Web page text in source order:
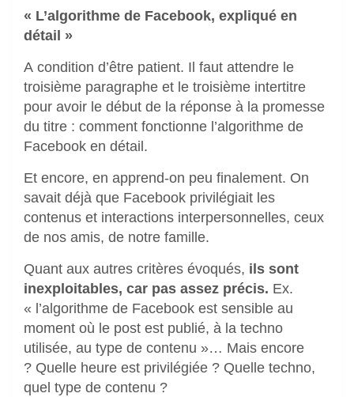
« L’algorithme de Facebook, expliqué en
détail »
A condition d’être patient. Il faut attendre le
troisième paragraphe et le troisième intertitre
pour avoir le début de la réponse à la promesse
du titre : comment fonctionne l’algorithme de
Facebook en détail.
Et encore, en apprend-on peu finalement. On
savait déjà que Facebook privilégiait les
contenus et interactions interpersonnelles, ceux
de nos amis, de notre famille.
Quant aux autres critères évoqués, ils sont
inexploitables, car pas assez précis. Ex.
« l’algorithme de Facebook est sensible au
moment où le post est publié, à la techno
utilisée, au type de contenu »… Mais encore
? Quelle heure est privilégiée ? Quelle techno,
quel type de contenu ?